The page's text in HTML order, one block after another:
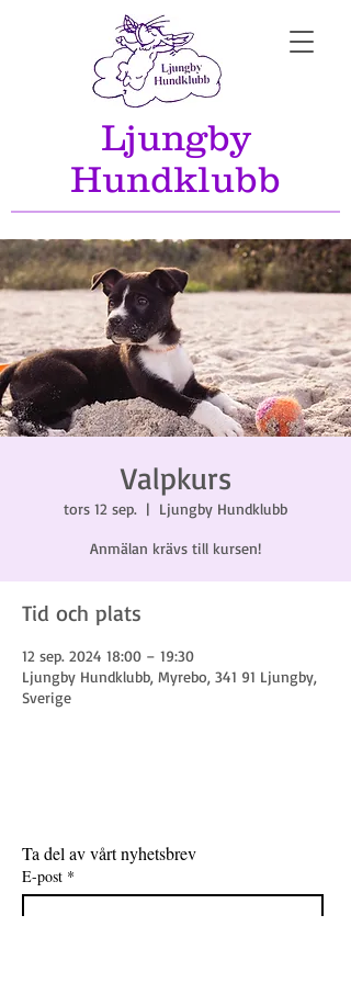
Ljungby
Hundklubb
Valpkurs
tors 12 sep.
  |
Ljungby Hundklubb
Anmälan krävs till kursen!
Tid och plats
12 sep. 2024 18:00 – 19:30
Ljungby Hundklubb, Myrebo, 341 91 Ljungby,
Sverige
Ta del av vårt nyhetsbrev
E-post *